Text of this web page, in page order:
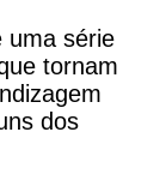
uma série
tornam
dos